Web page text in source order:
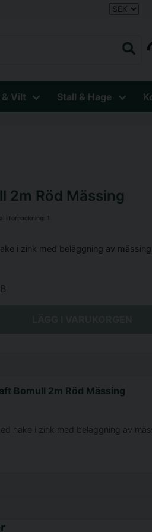
Vilt Stall & Hage
2m Röd Mässing
i förpackning: 1
i zink med beläggning av mässing.
Bomull 2m Röd Mässing
hake i zink med beläggning av